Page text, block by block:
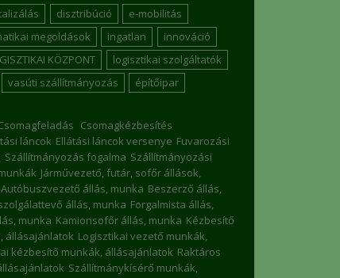
disztribúció
e-mobilitás
megoldások ingatlan
innováció
KÖZPONT
logisztikai szolgáltatók
vasúti szállítmányozás
építőipar
Csomagkézbesítés
láncok Ellátási láncok versenye Fuvarozási
Szállítmányozás fogalma Szállítmányozási
Járművezető, futár, sofőr állások,
Autóbuszvezető állás, munka Beszerző állás,
állás, munka Forgalmista állás,
munka Kamionsofőr állás, munka Kézbesítő
állásajánlatok Logisztikai vezető munkák,
kézbesítő munkák, állásajánlatok Raktáros
Szállítmánykísérő munkák,